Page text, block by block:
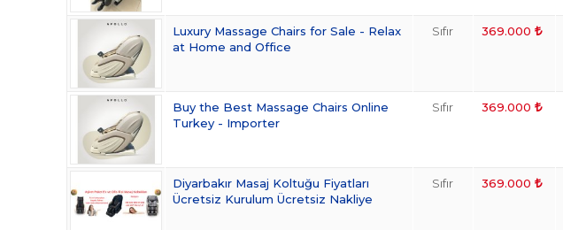
Luxury Massage Chairs for Sale - Relax
at Home and Office
Sıfır 369.000
Buy the Best Massage Chairs Online
Turkey - Importer
Sıfır 369.000
Diyarbakır Masaj Koltuğu Fiyatları
Ücretsiz Kurulum Ücretsiz Nakliye
Sıfır 369.000